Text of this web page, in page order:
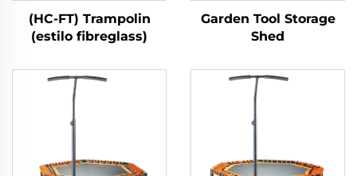
(HC-FT) Trampolin
(estilo fibreglass)
Garden Tool Storage
Shed